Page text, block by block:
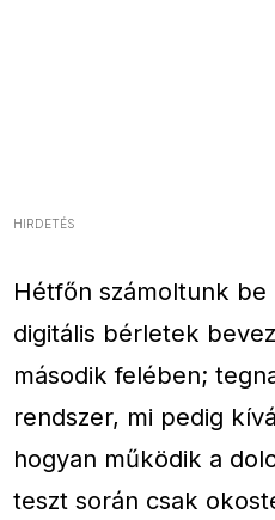
HIRDETÉS
Hétfőn számoltunk be
digitális bérletek
második felében;
rendszer, mi pedig
hogyan működik a
teszt során csak